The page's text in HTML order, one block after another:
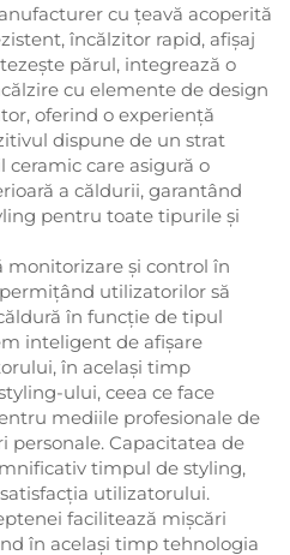
cu țeavă acoperită
încălzitor rapid, afișaj
părul, integrează o
cu elemente de design
oferind o experiență
dispune de un strat
care asigură o
a căldurii, garantând
pentru toate tipurile și
monitorizare și control în
utilizatorilor să
în funcție de tipul
inteligent de afișare
în același timp
ului, ceea ce face
mediile profesionale de
personale. Capacitatea de
timpul de styling,
utilizatorului.
facilitează mișcări
în același timp tehnologia